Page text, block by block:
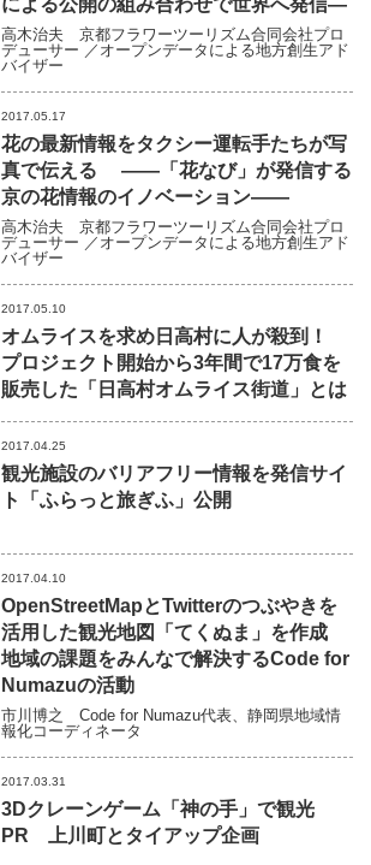
高木治夫
京都フラワーツーリズム合同会社プロ
デューサー ／オープンデータによる地方創生アド
バイザー
2017.05.17
花の最新情報をタクシー運転手たちが写
真で伝える ――「花なび」が発信する
京の花情報のイノベーション――
高木治夫
京都フラワーツーリズム合同会社プロ
デューサー ／オープンデータによる地方創生アド
バイザー
2017.05.10
オムライスを求め日高村に人が殺到！
プロジェクト開始から3年間で17万食を
販売した「日高村オムライス街道」とは
2017.04.25
観光施設のバリアフリー情報を発信サイ
ト「ふらっと旅ぎふ」公開
2017.04.10
OpenStreetMapとTwitterのつぶやきを
活用した観光地図「てくぬま」を作成
地域の課題をみんなで解決するCode for
Numazuの活動
市川博之
Code for Numazu代表、静岡県地域情
報化コーディネータ
2017.03.31
3Dクレーンゲーム「神の手」で観光
PR 上川町とタイアップ企画